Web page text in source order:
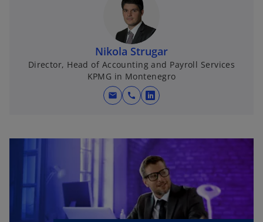
i
n
a
n
e
w
b
Nikola Strugar
Director, Head of Accounting and Payroll Services
KPMG in Montenegro
mail call
o
s
i
n
a
n